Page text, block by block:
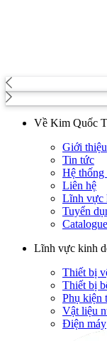
Về Kim Quốc
Giới thiệu
Tin tức
Hệ
Liên hệ
Lĩnh vực
Tuyển
Catalogue
Lĩnh vực kinh
Thiết bị
Thiết bị
Phụ kiện
Vật liệu
Điện máy